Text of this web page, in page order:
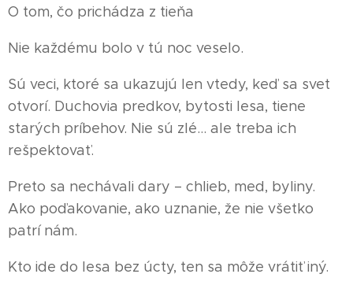
O tom, čo prichádza z tieňa
Nie každému bolo v tú noc veselo.
Sú veci, ktoré sa ukazujú len vtedy, keď sa svet
otvorí. Duchovia predkov, bytosti lesa, tiene
starých príbehov. Nie sú zlé… ale treba ich
rešpektovať.
Preto sa nechávali dary – chlieb, med, byliny.
Ako poďakovanie, ako uznanie, že nie všetko
patrí nám.
Kto ide do lesa bez úcty, ten sa môže vrátiť iný.